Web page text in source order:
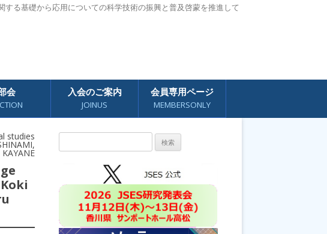
る基礎から応用についての科学技術の振興と普及啓蒙を推進して
会 入会のご案内
JOINUS
会員専用ページ
MEMBERSONLY
studies
索: